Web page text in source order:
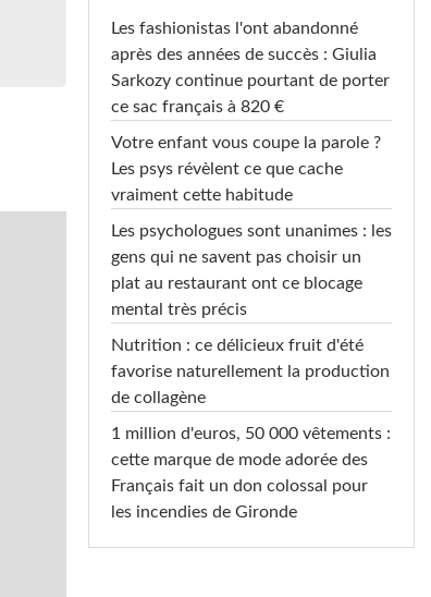
Les fashionistas l'ont abandonné
après des années de succès : Giulia
Sarkozy continue pourtant de porter
ce sac français à 820 €
Votre enfant vous coupe la parole ?
Les psys révèlent ce que cache
vraiment cette habitude
Les psychologues sont unanimes : les
gens qui ne savent pas choisir un
plat au restaurant ont ce blocage
mental très précis
Nutrition : ce délicieux fruit d'été
favorise naturellement la production
de collagène
1 million d'euros, 50 000 vêtements :
cette marque de mode adorée des
Français fait un don colossal pour
les incendies de Gironde